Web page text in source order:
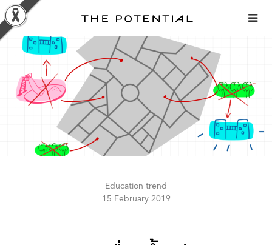
Skip
to
content
Education trend
15 February 2019